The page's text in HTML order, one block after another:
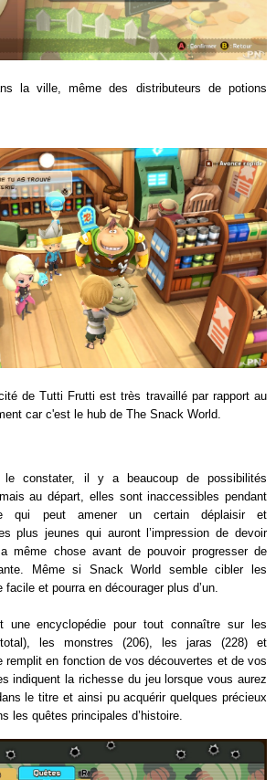
la ville, même des distributeurs de potions
de Tutti Frutti est très travaillé par rapport au
car c'est le hub de The Snack World.
le constater, il y a beaucoup de possibilités
au départ, elles sont inaccessibles pendant
qui peut amener un certain déplaisir et
plus jeunes qui auront l’impression de devoir
même chose avant de pouvoir progresser de
Même si Snack World semble cibler les
et pourra en décourager plus d’un.
encyclopédie pour tout connaître sur les
les monstres (206), les jaras (228) et
remplit en fonction de vos découvertes et de vos
indiquent la richesse du jeu lorsque vous aurez
le titre et ainsi pu acquérir quelques précieux
les quêtes principales d’histoire.